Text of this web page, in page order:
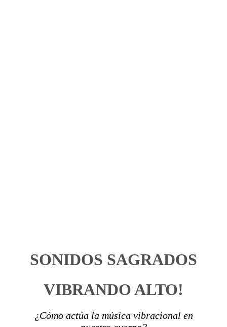
SONIDOS SAGRADOS
VIBRANDO ALTO!
¿Cómo actúa la música vibracional en